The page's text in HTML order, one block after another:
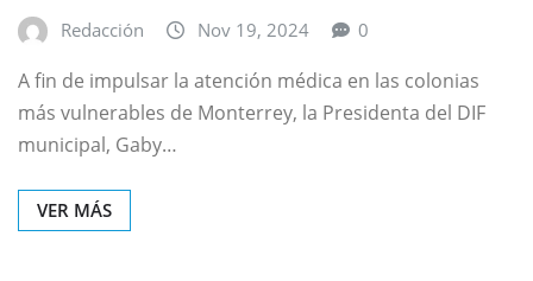
Redacción Nov 19, 2024 0
A fin de impulsar la atención médica en las colonias
más vulnerables de Monterrey, la Presidenta del DIF
municipal, Gaby…
VER MÁS